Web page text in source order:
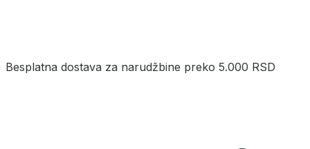
Besplatna dostava za narudžbine preko 5.000 RSD